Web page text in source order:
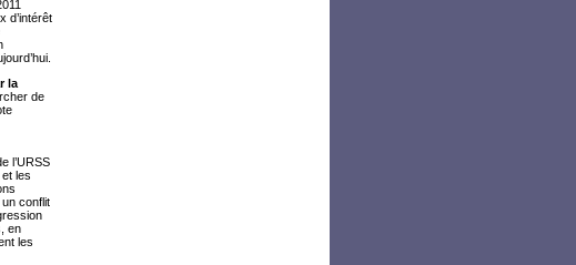
d’intérêt
la
de
l’URSS
les
conflit
en
les